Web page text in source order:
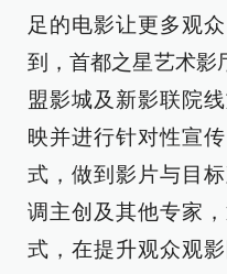
足的电影让更多观
到，首都之星艺术影
盟影城及新影联院
映并进行针对性宣
式，做到影片与目
调主创及其他专家
式，在提升观众观